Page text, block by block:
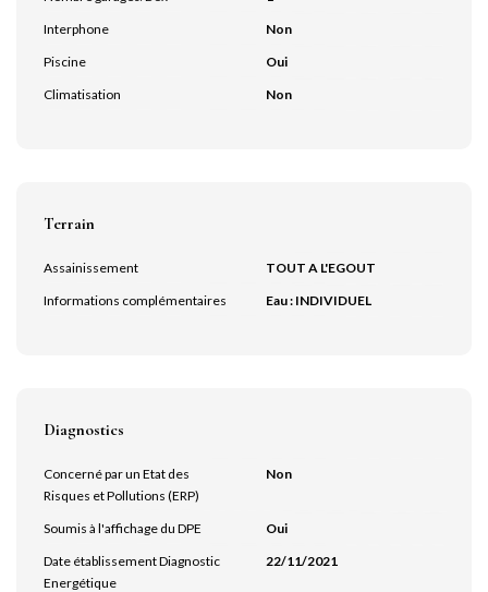
Interphone
Non
Piscine
Oui
Climatisation
Non
Terrain
Assainissement
TOUT A L'EGOUT
Informations complémentaires
Eau : INDIVIDUEL
Diagnostics
Concerné par un Etat des
Risques et Pollutions (ERP)
Non
Soumis à l'affichage du DPE
Oui
Date établissement Diagnostic
Energétique
22/11/2021